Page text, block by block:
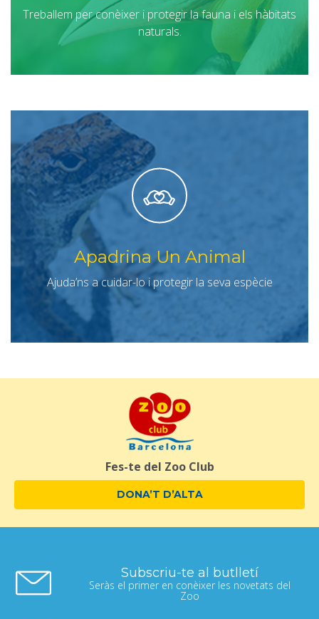
Treballem per conèixer i protegir la fauna i els hàbitats
naturals.
Apadrina Un Animal
Ajuda’ns a cuidar-lo i protegir la seva espècie
Fes-te del Zoo Club
DONA’T D’ALTA
Subscriu-te al butlletí
Seràs el primer en conèixer les novetats del
Zoo